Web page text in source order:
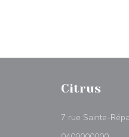
Citrus
7 rue Sainte-